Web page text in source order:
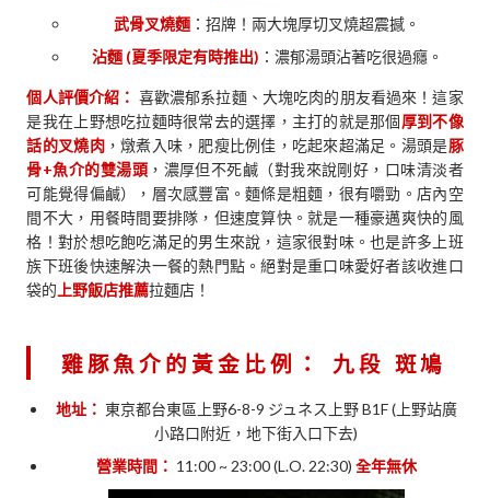
武骨叉燒麵 ：招牌！兩大塊厚切叉燒超震撼。
沾麵 (夏季限定有時推出) ：濃郁湯頭沾著吃很過癮。
個人評價介紹： 喜歡濃郁系拉麵、大塊吃肉的朋友看過來！這家
是我在上野想吃拉麵時很常去的選擇，主打的就是那個厚到不像
話的叉燒肉，燉煮入味，肥瘦比例佳，吃起來超滿足。湯頭是豚
骨+魚介的雙湯頭 ，濃厚但不死鹹（對我來說剛好，口味清淡者
可能覺得偏鹹），層次感豐富。麵條是粗麵，很有嚼勁。店內空
間不大，用餐時間要排隊，但速度算快。就是一種豪邁爽快的風
格！對於想吃飽吃滿足的男生來說，這家很對味。也是許多上班
族下班後快速解決一餐的熱門點。絕對是重口味愛好者該收進口
袋的 上野飯店推薦拉麵店！
雞豚魚介的黃金比例： 九段 斑鳩
地址： 東京都台東區上野6-8-9 ジュネス上野 B1F (上野站廣
小路口附近，地下街入口下去)
營業時間： 11:00 ~ 23:00 (L.O. 22:30) 全年無休